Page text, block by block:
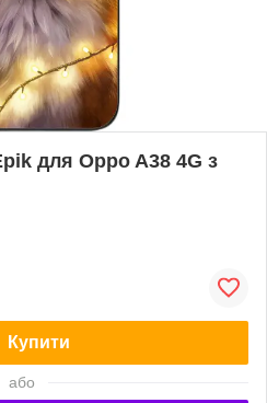
для Oppo A38 4G з
Купити
або